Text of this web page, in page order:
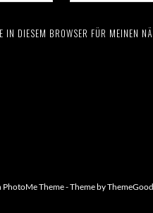
IN DIESEM BROWSER FÜR MEINEN
Theme - Theme by